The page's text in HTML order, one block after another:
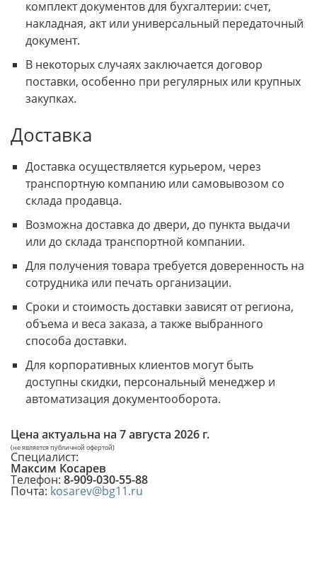
комплект документов для бухгалтерии: счет,
накладная, акт или универсальный передаточный
документ.
В некоторых случаях заключается договор
поставки, особенно при регулярных или крупных
закупках.
Доставка
Доставка осуществляется курьером, через
транспортную компанию или самовывозом со
склада продавца.
Возможна доставка до двери, до пункта выдачи
или до склада транспортной компании.
Для получения товара требуется доверенность на
сотрудника или печать организации.
Сроки и стоимость доставки зависят от региона,
объема и веса заказа, а также выбранного
способа доставки.
Для корпоративных клиентов могут быть
доступны скидки, персональный менеджер и
автоматизация документооборота.
Цена актуальна на 7 августа 2026 г.
(не является публичной офертой)
Специалист:
Максим Косарев
Телефон: 8-909-030-55-88
Почта: kosarev@bg11.ru